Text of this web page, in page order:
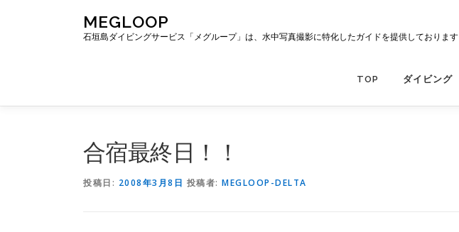
ス
MEGLOOP
石垣島ダイビングサービス「メグループ」は、水中写真撮影に特化したガイドを提供しております
TOP ダイビング
合宿最終日！！
投稿日: 2008年3月8日 投稿者: MEGLOOP-DELTA